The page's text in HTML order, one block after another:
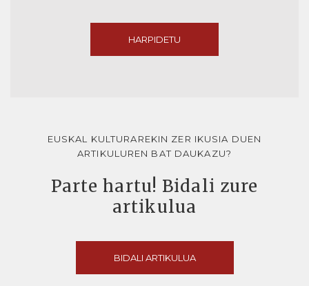
HARPIDETU
EUSKAL KULTURAREKIN ZER IKUSIA DUEN
ARTIKULUREN BAT DAUKAZU?
Parte hartu! Bidali zure
artikulua
BIDALI ARTIKULUA